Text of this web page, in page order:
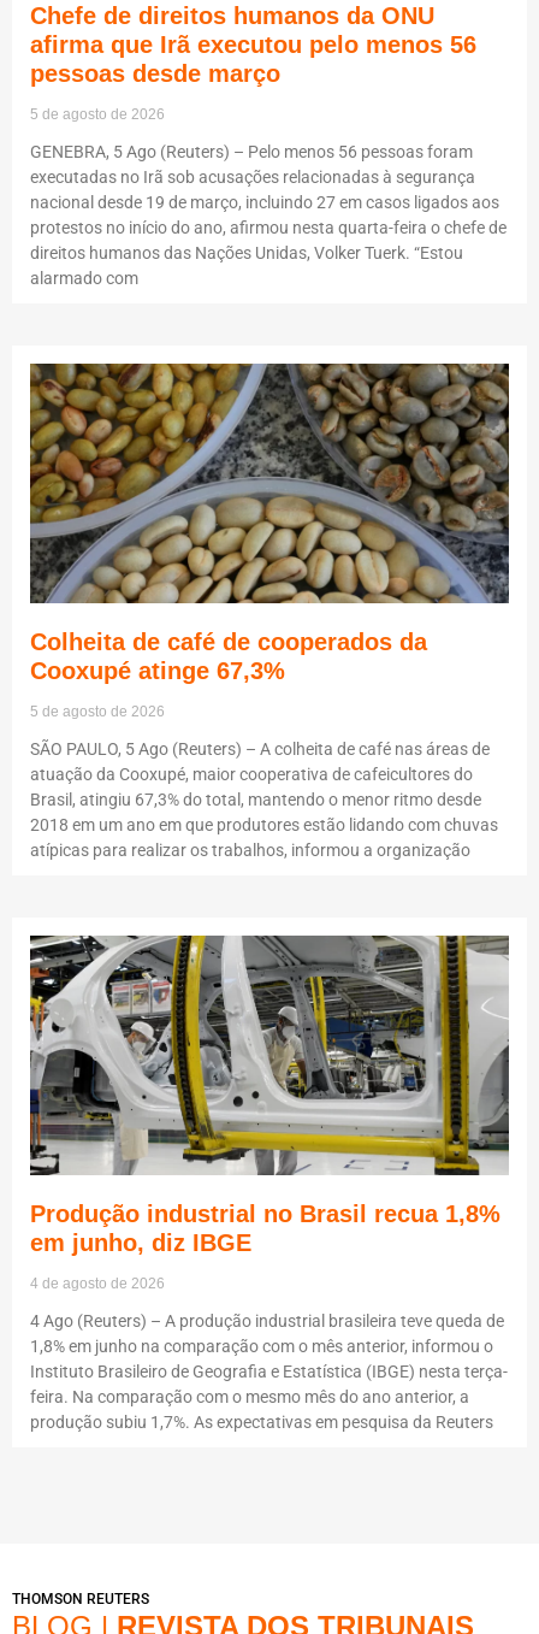
Chefe de direitos humanos da ONU
afirma que Irã executou pelo menos 56
pessoas desde março
5 de agosto de 2026
GENEBRA, 5 Ago (Reuters) – Pelo menos 56 pessoas foram
executadas no Irã sob acusações relacionadas à segurança
nacional desde 19 de março, incluindo 27 em casos ligados aos
protestos no início do ano, afirmou nesta quarta-feira o chefe de
direitos humanos das Nações Unidas, Volker Tuerk. “Estou
alarmado com
Colheita de café de cooperados da
Cooxupé atinge 67,3%
5 de agosto de 2026
SÃO PAULO, 5 Ago (Reuters) – A colheita de café nas áreas de
atuação da Cooxupé, maior cooperativa de cafeicultores do
Brasil, atingiu 67,3% do total, mantendo o menor ritmo desde
2018 em um ano em que produtores estão lidando com chuvas
atípicas para realizar os trabalhos, informou a organização
Produção industrial no Brasil recua 1,8%
em junho, diz IBGE
4 de agosto de 2026
4 Ago (Reuters) – A produção industrial brasileira teve queda de
1,8% em junho na comparação com o mês anterior, informou o
Instituto Brasileiro de Geografia e Estatística (IBGE) nesta terça-
feira. Na comparação com o mesmo mês do ano anterior, a
produção subiu 1,7%. As expectativas em pesquisa da Reuters
THOMSON REUTERS
BLOG | REVISTA DOS TRIBUNAIS